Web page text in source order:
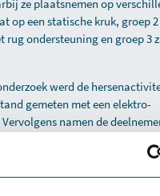
ze plaatsnemen op
op een statische kruk, groep
rug ondersteuning en groep 3
werd de
gemeten met een elektro-
namen de